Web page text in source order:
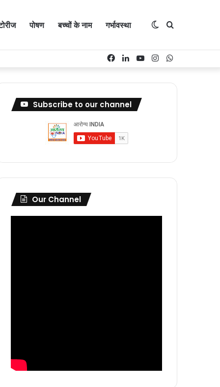
पोषण बच्चों के नाम गर्भावस्था Search
Switch
Instagram
YouTube
LinkedIn
Facebook
Subscribe to our channel
Our Channel